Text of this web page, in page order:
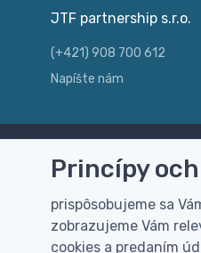
JTF partnership s.r.o.
(+421) 908 700 612
Napíšte nám
Doprava
100 EUR (bez DPH)
Princípy
prispôsobujeme sa
zobrazujeme Vám
cookies a predaním